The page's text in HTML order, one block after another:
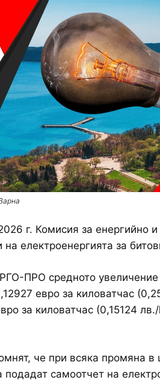
г. Комисия за енергийно и
електроенергията за
ПРО средното
евро за киловатчас
за киловатчас (0,15124
че при всяка промяна в
подадат самоотчет на